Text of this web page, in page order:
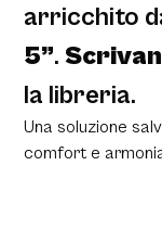
arricchito
5”.
la libreria.
Una soluzione
comfort e